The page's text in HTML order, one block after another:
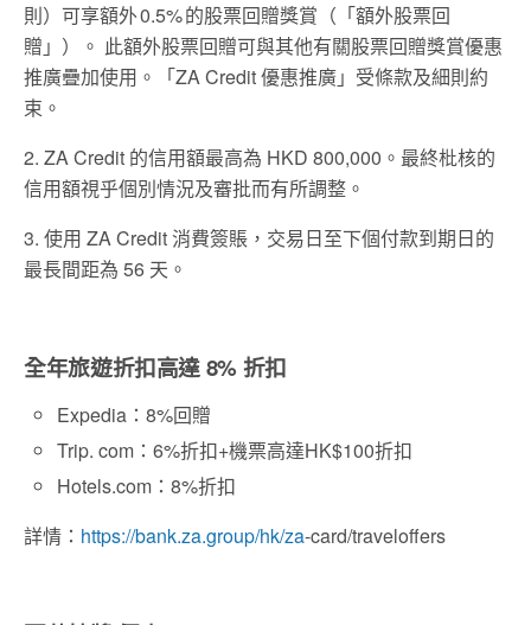
則）可享額外 0.5% 的股票回贈獎賞（「額外股票回
贈」）。 此額外股票回贈可與其他有關股票回贈獎賞優惠
推廣疊加使用。「ZA Credit 優惠推廣」受條款及細則約
束。
2. ZA Credit 的信用額最高為 HKD 800,000。最終枇核的
信用額視乎個別情況及審批而有所調整。
3. 使用 ZA Credit 消費簽賬，交易日至下個付款到期日的
最長間距為 56 天。
全年旅遊折扣高達 8% 折扣
Expedia：8%回贈
Trip. com：6%折扣+機票高達HK$100折扣
Hotels.com：8%折扣
詳情： https://bank.za.group/hk/za-card/traveloffers